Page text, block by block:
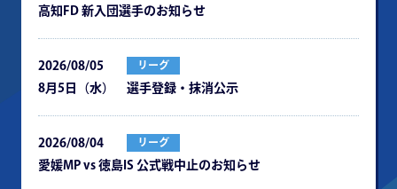
⾼知FD 新⼊団選⼿のお知らせ
2026/08/05 リーグ
8月5日（水） 選手登録・抹消公示
2026/08/04 リーグ
愛媛MP vs 徳島IS 公式戦中⽌のお知らせ